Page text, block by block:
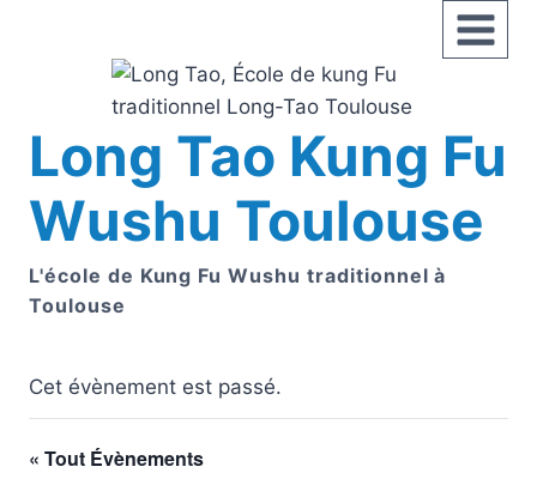
Long Tao Kung Fu
Wushu Toulouse
L'école de Kung Fu Wushu traditionnel à
Toulouse
Cet évènement est passé.
« Tout Évènements